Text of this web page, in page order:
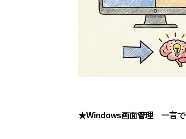
★Windows画面管理 一言で